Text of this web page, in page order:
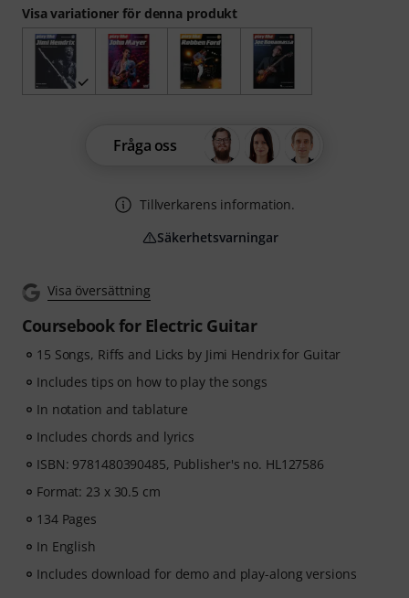
Visa översättning
Coursebook for Electric Guitar
15 Songs, Riffs and Licks by Jimi Hendrix for Guitar
Includes tips on how to play the songs
In notation and tablature
Includes chords and lyrics
ISBN: 9781480390485, Publisher's no. HL127586
Format: 23 x 30.5 cm
134 Pages
In English
Includes download for demo and play-along versions
Visa variationer för denna produkt
Fråga oss
Tillverkarens information.
Säkerhetsvarningar